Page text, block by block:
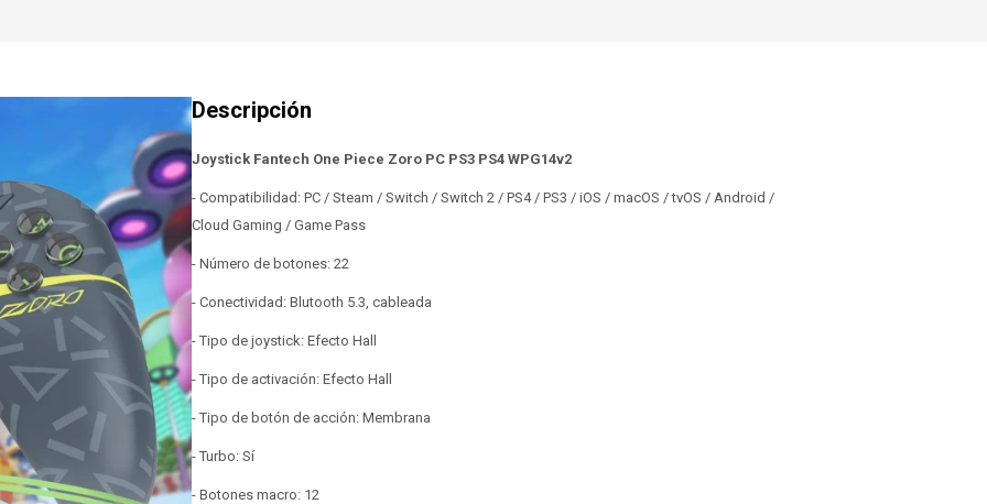
Joystick Fantech One Piece Zoro PC PS3 PS4 WPG14v2
- Compatibilidad: PC / Steam / Switch / Switch 2 / PS4 / PS3 / iOS / macOS / tvOS / Android /
Cloud Gaming / Game Pass
- Número de botones: 22
- Conectividad: Blutooth 5.3, cableada
- Tipo de joystick: Efecto Hall
- Tipo de activación: Efecto Hall
- Tipo de botón de acción: Membrana
- Turbo: Sí
- Botones macro: 12